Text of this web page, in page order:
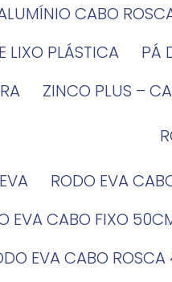
ALUMÍNIO CABO
LIXO PLÁSTICA
ZINCO PLUS –
RODO EVA
EVA CABO FIXO
EVA CABO